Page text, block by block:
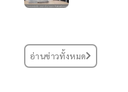
อ่านข่าวทั้งหมด